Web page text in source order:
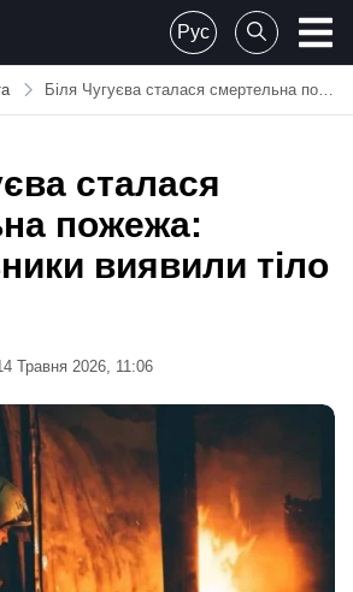
Рус
Біля Чугуєва сталася смертельна пожежа: рятувальники виявили тіло чоловіка
сталася
пожежа:
виявили тіло
Травня 2026, 11:06